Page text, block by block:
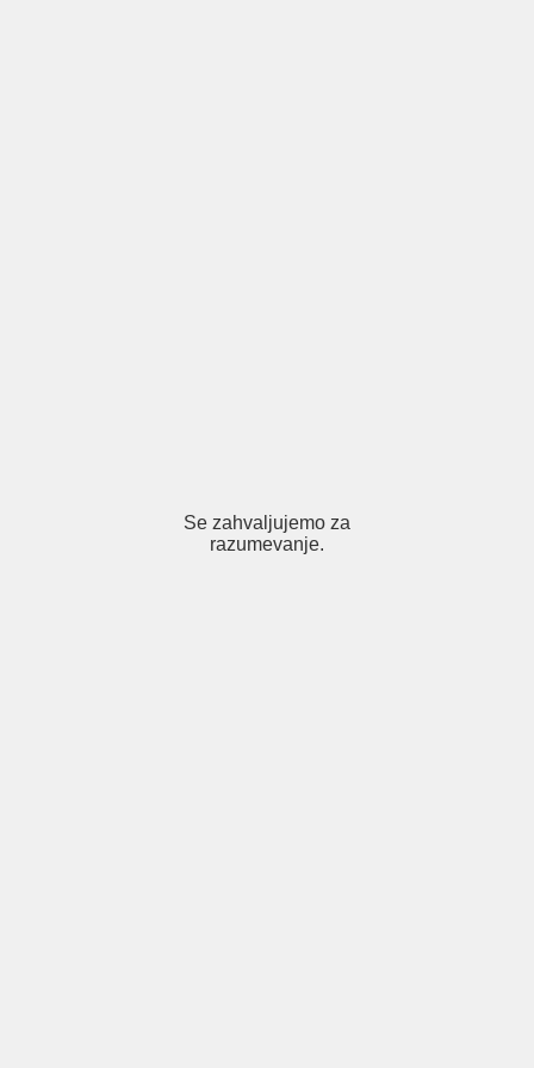
Se zahvaljujemo za
razumevanje.